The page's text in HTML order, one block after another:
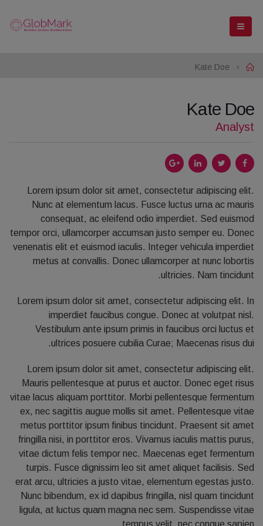
Home
Kate Doe
Kate Doe
Analyst
Lorem ipsum dolor sit amet, consectetur adipiscing elit.
Nunc at elementum lacus. Fusce luctus urna ac mauris
consequat, ac eleifend odio imperdiet. Sed euismod
tempor orci, ullamcorper accumsan justo semper eu. Donec
venenatis elit et euismod iaculis. Integer vehicula imperdiet
metus at convallis. Donec ullamcorper at nunc lobortis
ultricies. Nam tincidunt.
Lorem ipsum dolor sit amet, consectetur adipiscing elit. In
imperdiet faucibus congue. Donec at volutpat nisl.
Vestibulum ante ipsum primis in faucibus orci luctus et
ultrices posuere cubilia Curae; Maecenas risus dui.
Lorem ipsum dolor sit amet, consectetur adipiscing elit.
Mauris pellentesque at purus et auctor. Donec eget risus
vitae lacus aliquam porttitor. Morbi pellentesque fermentum
ex, nec sagittis augue mollis sit amet. Pellentesque vitae
metus porttitor ipsum finibus tincidunt. Praesent sit amet
fringilla nisi, in porttitor eros. Vivamus iaculis mattis purus,
vitae dictum felis tempor nec. Maecenas eget fermentum
turpis. Fusce dignissim leo sit amet aliquet facilisis. Sed
erat arcu, ultricies a justo vitae, elementum egestas justo.
Nunc bibendum, ex id dapibus fringilla, nisl quam tincidunt
ligula, at luctus quam magna nec sem. Suspendisse vitae
tempus velit, nec congue sapien.